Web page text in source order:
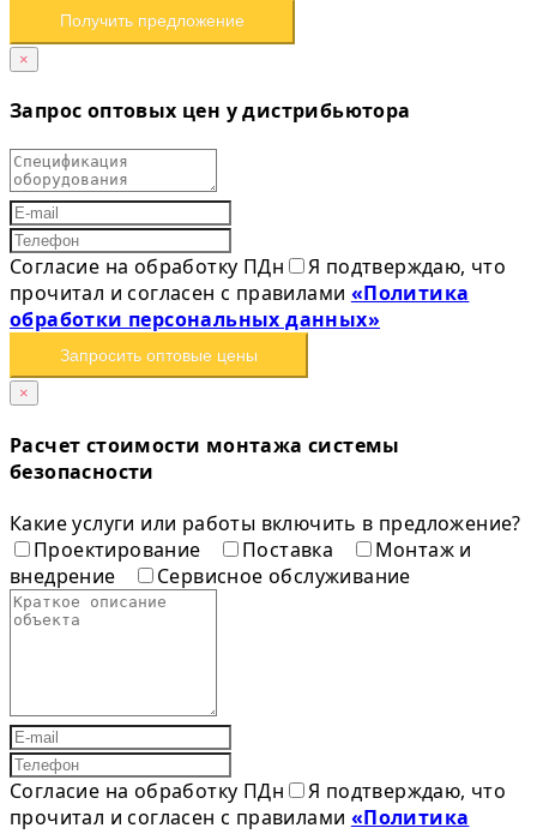
Получить предложение
×
Запрос оптовых цен у дистрибьютора
Согласие на обработку ПДн
Я подтверждаю, что
прочитал и согласен с правилами «Политика
обработки персональных данных»
Запросить оптовые цены
×
Расчет стоимости монтажа системы
безопасности
Какие услуги или работы включить в предложение?
Проектирование
Поставка
Монтаж и
внедрение
Сервисное обслуживание
Согласие на обработку ПДн
Я подтверждаю, что
прочитал и согласен с правилами «Политика